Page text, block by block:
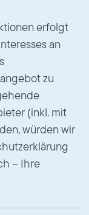
erfolgt
an
zu
(inkl. mit
würden wir
– Ihre